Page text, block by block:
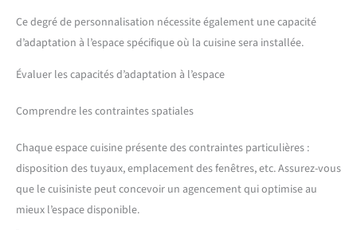
Ce degré de personnalisation nécessite également une capacité
d’adaptation à l’espace spécifique où la cuisine sera installée.
Évaluer les capacités d’adaptation à l’espace
Comprendre les contraintes spatiales
Chaque espace cuisine présente des contraintes particulières :
disposition des tuyaux, emplacement des fenêtres, etc. Assurez-vous
que le cuisiniste peut concevoir un agencement qui optimise au
mieux l’espace disponible.